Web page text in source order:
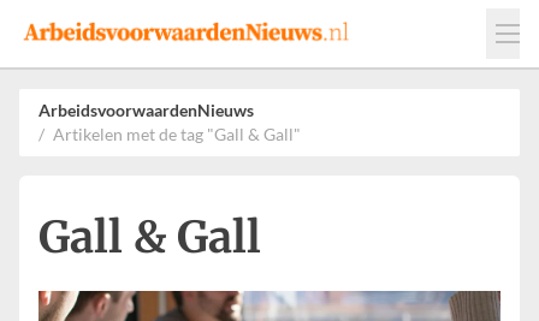
Events
Adverteren
Leveranciers
Werkgevers
ArbeidsvoorwaardenNieuws
Artikelen met de tag "Gall & Gall"
Gall & Gall